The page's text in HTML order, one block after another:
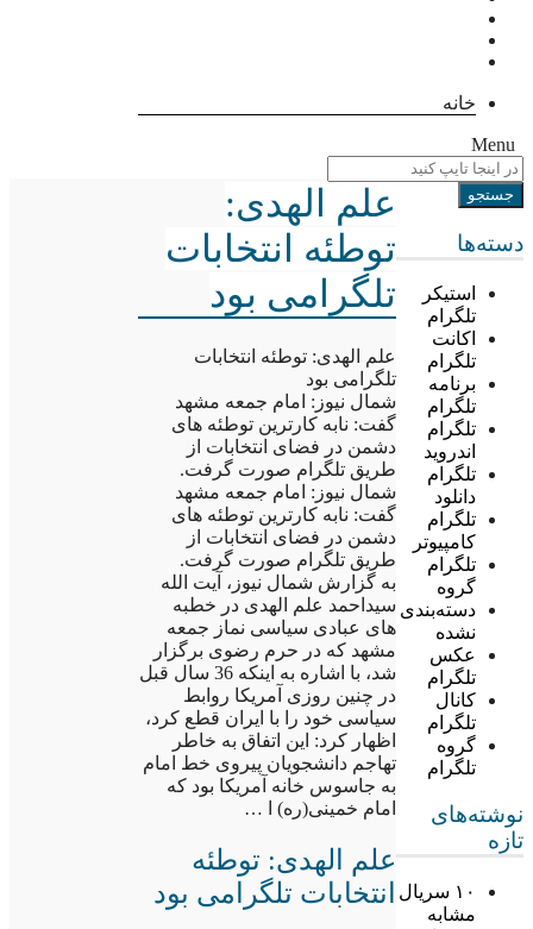
خانه
Menu
دسته‌ها
استیکر
تلگرام
اکانت
تلگرام
برنامه
تلگرام
تلگرام
اندروید
تلگرام
دانلود
تلگرام
کامپیوتر
تلگرام
گروه
دسته‌بندی
نشده
عکس
تلگرام
کانال
تلگرام
گروه
تلگرام
نوشته‌های
تازه
۱۰ سریال
مشابه
علم الهدی:
توطئه انتخابات
تلگرامی بود
علم الهدی: توطئه انتخابات
تلگرامی بود
شمال نیوز: امام جمعه مشهد
گفت: نابه کارترین توطئه های
دشمن در فضای انتخابات از
طریق تلگرام صورت گرفت.
شمال نیوز: امام جمعه مشهد
گفت: نابه کارترین توطئه های
دشمن در فضای انتخابات از
طریق تلگرام صورت گرفت.
به گزارش شمال نیوز، آیت الله
سیداحمد علم الهدی در خطبه
های عبادی سیاسی نماز جمعه
مشهد که در حرم رضوی برگزار
شد، با اشاره به اینکه 36 سال قبل
در چنین روزی آمریکا روابط
سیاسی خود را با ایران قطع کرد،
اظهار کرد: این اتفاق به خاطر
تهاجم دانشجویان پیروی خط امام
به جاسوس خانه آمریکا بود که
امام خمینی(ره) ا …
علم الهدی: توطئه
انتخابات تلگرامی بود